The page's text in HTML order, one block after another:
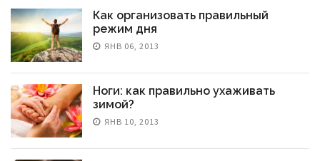
Как организовать правильный
режим дня
ЯНВ 06, 2013
Ноги: как правильно ухаживать
зимой?
ЯНВ 10, 2013